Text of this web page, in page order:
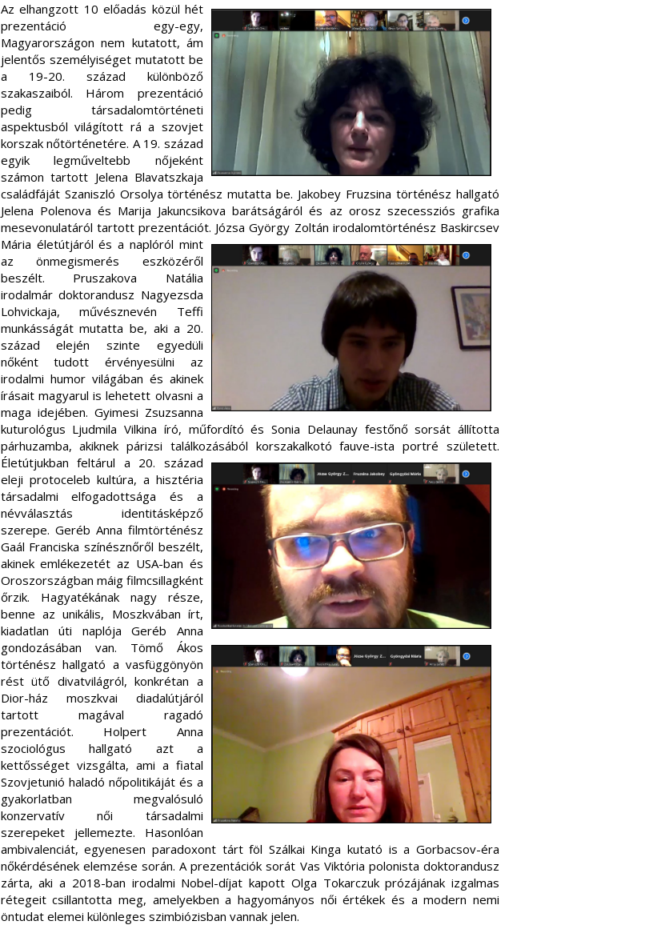
Az elhangzott 10 előadás közül hét
prezentáció egy-egy,
Magyarországon nem kutatott, ám
jelentős személyiséget mutatott be
a 19-20. század különböző
szakaszaiból. Három prezentáció
pedig társadalomtörténeti
aspektusból világított rá a szovjet
korszak nőtörténetére. A 19. század
egyik legműveltebb nőjeként
számon tartott Jelena Blavatszkaja
családfáját Szaniszló Orsolya történész mutatta be. Jakobey Fruzsina történész hallgató
Jelena Polenova és Marija Jakuncsikova barátságáról és az orosz szecessziós grafika
mesevonulatáról tartott prezentációt. Józsa György Zoltán irodalomtörténész Baskircsev
Mária életútjáról és a naplóról mint
az önmegismerés eszközéről
beszélt. Pruszakova Natália
irodalmár doktorandusz Nagyezsda
Lohvickaja, művésznevén Teffi
munkásságát mutatta be, aki a 20.
század elején szinte egyedüli
nőként tudott érvényesülni az
irodalmi humor világában és akinek
írásait magyarul is lehetett olvasni a
maga idejében. Gyimesi Zsuzsanna
kuturológus Ljudmila Vilkina író, műfordító és Sonia Delaunay festőnő sorsát állította
párhuzamba, akiknek párizsi találkozásából korszakalkotó fauve-ista portré született.
Életútjukban feltárul a 20. század
eleji protoceleb kultúra, a hisztéria
társadalmi elfogadottsága és a
névválasztás identitásképző
szerepe. Geréb Anna filmtörténész
Gaál Franciska színésznőről beszélt,
akinek emlékezetét az USA-ban és
Oroszországban máig filmcsillagként
őrzik. Hagyatékának nagy része,
benne az unikális, Moszkvában írt,
kiadatlan úti naplója Geréb Anna
gondozásában van. Tömő Ákos
történész hallgató a vasfüggönyön
rést ütő divatvilágról, konkrétan a
Dior-ház moszkvai diadalútjáról
tartott magával ragadó
prezentációt. Holpert Anna
szociológus hallgató azt a
kettősséget vizsgálta, ami a fiatal
Szovjetunió haladó nőpolitikáját és a
gyakorlatban megvalósuló
konzervatív női társadalmi
szerepeket jellemezte. Hasonlóan
ambivalenciát, egyenesen paradoxont tárt föl Szálkai Kinga kutató is a Gorbacsov-éra
nőkérdésének elemzése során. A prezentációk sorát Vas Viktória polonista doktorandusz
zárta, aki a 2018-ban irodalmi Nobel-díjat kapott Olga Tokarczuk prózájának izgalmas
rétegeit csillantotta meg, amelyekben a hagyományos női értékek és a modern nemi
öntudat elemei különleges szimbiózisban vannak jelen.